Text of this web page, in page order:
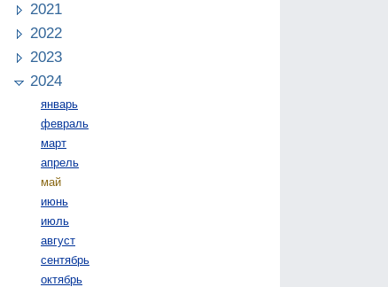
2021
2022
2023
2024
январь
февраль
март
апрель
май
июнь
июль
август
сентябрь
октябрь